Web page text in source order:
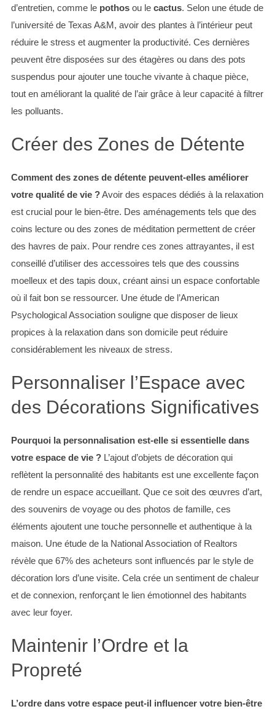
d’entretien, comme le pothosou le cactus. Selon une étude de
l’université de Texas A&M, avoir des plantes à l’intérieur peut
réduire le stress et augmenter la productivité. Ces dernières
peuvent être disposées sur des étagères ou dans des pots
suspendus pour ajouter une touche vivante à chaque pièce,
tout en améliorant la qualité de l’air grâce à leur capacité à filtrer
les polluants.
Créer des Zones de Détente
Comment des zones de détente peuvent-elles améliorer
votre qualité de vie ?Avoir des espaces dédiés à la relaxation
est crucial pour le bien-être. Des aménagements tels que des
coins lecture ou des zones de méditation permettent de créer
des havres de paix. Pour rendre ces zones attrayantes, il est
conseillé d’utiliser des accessoires tels que des coussins
moelleux et des tapis doux, créant ainsi un espace confortable
où il fait bon se ressourcer. Une étude de l’American
Psychological Association souligne que disposer de lieux
propices à la relaxation dans son domicile peut réduire
considérablement les niveaux de stress.
Personnaliser l’Espace avec
des Décorations Significatives
Pourquoi la personnalisation est-elle si essentielle dans
votre espace de vie ?L’ajout d’objets de décoration qui
reflètent la personnalité des habitants est une excellente façon
de rendre un espace accueillant. Que ce soit des œuvres d’art,
des souvenirs de voyage ou des photos de famille, ces
éléments ajoutent une touche personnelle et authentique à la
maison. Une étude de la National Association of Realtors
révèle que 67% des acheteurs sont influencés par le style de
décoration lors d’une visite. Cela crée un sentiment de chaleur
et de connexion, renforçant le lien émotionnel des habitants
avec leur foyer.
Maintenir l’Ordre et la
Propreté
L’ordre dans votre espace peut-il influencer votre bien-être
e
h
f
o